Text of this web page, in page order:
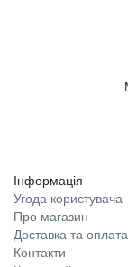
Інформація
Угода користувача
Про магазин
Доставка та оплата
Контакти